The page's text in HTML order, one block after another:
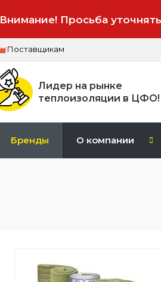
Внимание! Просьба
Поставщикам
Лидер на рынке
теплоизоляции в ЦФО!
Бренды О компании